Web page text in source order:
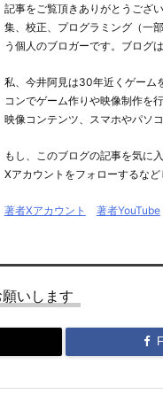
記事をご覧頂きありがとうござ
集、校正、プログラミング（一
う個人のブロガーです。ブログ
私、今井阿見は30年近くゲーム
コンでゲーム作りや映像制作を
映像コンテンツ、スマホやパソ
もし、このブログの記事を気に
Xアカウントをフォローするな
著者Xアカウント 著者YouTube
いします